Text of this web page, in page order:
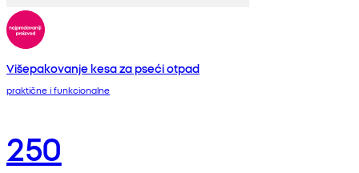
Višepakovanje kesa za pseći otpad
praktične i funkcionalne
250